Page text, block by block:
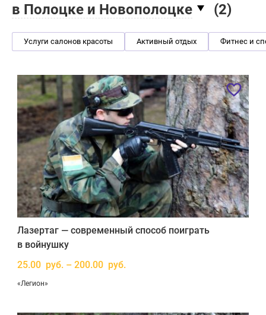
в Полоцке и Новополоцке
(2)
Услуги салонов красоты Активный отдых Фитнес и
Лазертаг — современный способ поиграть
в войнушку
25.00 руб. – 200.00 руб.
«Легион»